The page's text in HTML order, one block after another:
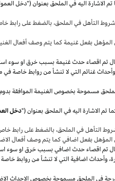
الاشارة اليه في الملحق بعنوان ("دخل
التأهل في الملحق، بالضغط على رابط
المؤهل بفعل غنيمة كما يتم وصف أفعال
تم اقصاء حدث غنيمة بسبب خرق او سوء
وأحداث غنائم التي لا تنشأ من روابط خاصة في
مسموحة بخصوص الغنيمة الموافقة
الاشارة اليه في الملحق بعنوان ("دخل
التأهل في الملحق،بالضغط على رابط
المؤهل بفعل اضافي كما يتم وصف أفعال
تم اقصاء حدث اضافي بسبب خرق او سوء
وأحداث اضافية التي لا تنشأ من روابط
في الملحق مسموحة بخصوص الاحداث